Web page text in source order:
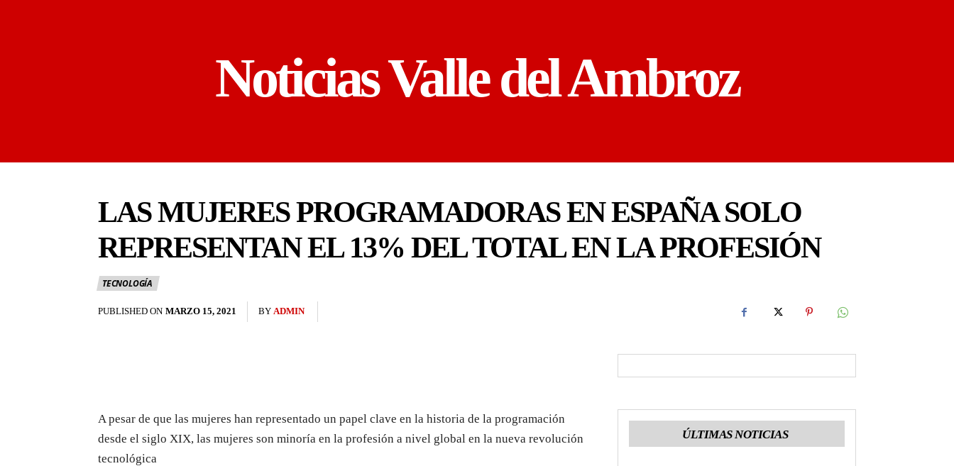
Noticias Valle del Ambroz
LAS MUJERES PROGRAMADORAS EN ESPAÑA SOLO
REPRESENTAN EL 13% DEL TOTAL EN LA PROFESIÓN
TECNOLOGÍA
PUBLISHED ON MARZO 15, 2021 BY ADMIN
A pesar de que las mujeres han representado un papel clave en la historia de la programación
desde el siglo XIX, las mujeres son minoría en la profesión a nivel global en la nueva revolución
tecnológica
ÚLTIMAS NOTICIAS